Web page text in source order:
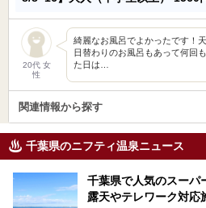
20代 女
性
綺麗なお風呂でよかったです！
日替わりのお風呂もあって何回
た日は…
関連情報から探す
千葉県のニフティ温泉ニュース
千葉県で人気のスーパ
露天やテレワーク対応